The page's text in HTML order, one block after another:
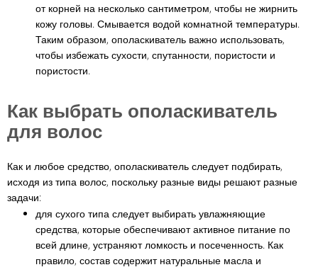
от корней на несколько сантиметром, чтобы не жирнить
кожу головы. Смывается водой комнатной температуры.
Таким образом, ополаскиватель важно использовать,
чтобы избежать сухости, спутанности, пористости и
пористости.
Как выбрать ополаскиватель
для волос
Как и любое средство, ополаскиватель следует подбирать,
исходя из типа волос, поскольку разные виды решают разные
задачи:
для сухого типа следует выбирать увлажняющие
средства, которые обеспечивают активное питание по
всей длине, устраняют ломкость и посеченность. Как
правило, состав содержит натуральные масла и